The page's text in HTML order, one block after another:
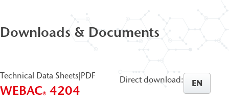
Downloads & Documents
Technical Data Sheets|PDF
WEBAC® 4204
Direct download: EN